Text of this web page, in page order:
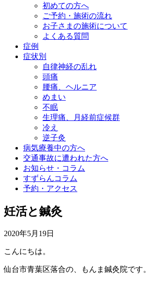
初めての方へ
ご予約・施術の流れ
お子さまの施術について
よくある質問
症例
症状別
自律神経の乱れ
頭痛
腰痛、ヘルニア
めまい
不眠
生理痛、月経前症候群
冷え
逆子灸
病気療養中の方へ
交通事故に遭われた方へ
お知らせ・コラム
すずらんコラム
予約・アクセス
妊活と鍼灸
2020年5月19日
こんにちは。
仙台市青葉区落合の、もんま鍼灸院です。